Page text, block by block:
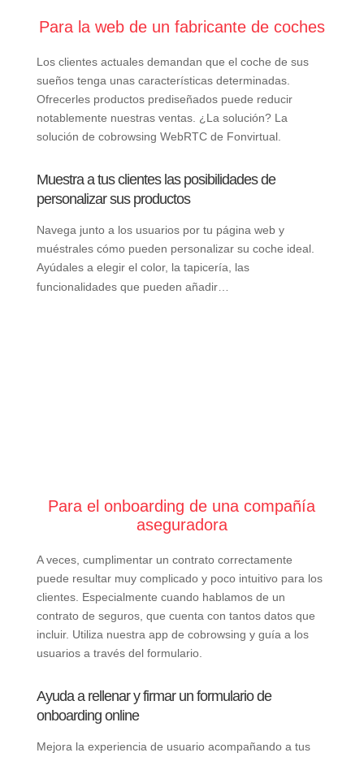
Para la web de un fabricante de coches
Los clientes actuales demandan que el coche de sus
sueños tenga unas características determinadas.
Ofrecerles productos prediseñados puede reducir
notablemente nuestras ventas. ¿La solución? La
solución de cobrowsing WebRTC de Fonvirtual.
Muestra a tus clientes las posibilidades de
personalizar sus productos
Navega junto a los usuarios por tu página web y
muéstrales cómo pueden personalizar su coche ideal.
Ayúdales a elegir el color, la tapicería, las
funcionalidades que pueden añadir…
Para el onboarding de una compañía
aseguradora
A veces, cumplimentar un contrato correctamente
puede resultar muy complicado y poco intuitivo para los
clientes. Especialmente cuando hablamos de un
contrato de seguros, que cuenta con tantos datos que
incluir. Utiliza nuestra app de cobrowsing y guía a los
usuarios a través del formulario.
Ayuda a rellenar y firmar un formulario de
onboarding online
Mejora la experiencia de usuario acompañando a tus